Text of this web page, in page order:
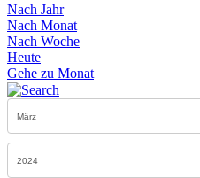
Nach Jahr
Nach Monat
Nach Woche
Heute
Gehe zu Monat